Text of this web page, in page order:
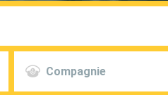
Compagnie